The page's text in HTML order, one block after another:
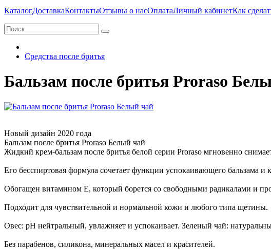
КаталогДоставкаКонтактыОтзывы о насОплатаЛичный кабинетКак
Средства после бритья
Бальзам после бритья Proraso
Новый дизайн 2020 года
Бальзам после бритья Proraso Белый чай
Жидкий крем-бальзам после бритья белой серии Proraso мгновенно
Его бесспиртовая формула сочетает функции успокаивающего
Обогащен витамином Е, который борется со свободными радикалами и
Подходит для чувствительной и нормальной кожи и любого типа щетины.
Овес: pH нейтральный, увлажняет и успокаивает. Зеленый чай:
Без парабенов, силикона, минеральных масел и красителей.